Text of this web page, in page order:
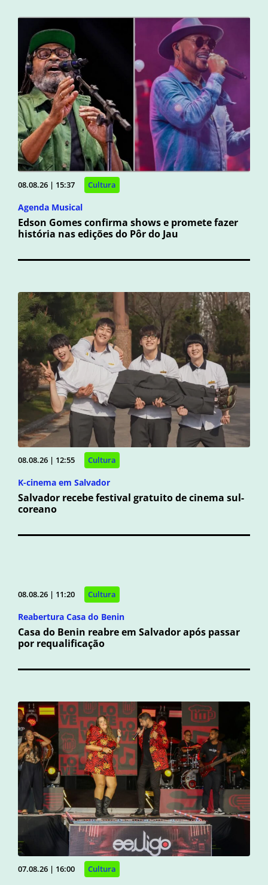
08.08.26 | 15:37 Cultura
Agenda Musical
Edson Gomes confirma shows e promete fazer
história nas edições do Pôr do Jau
08.08.26 | 12:55 Cultura
K-cinema em Salvador
Salvador recebe festival gratuito de cinema sul-
coreano
08.08.26 | 11:20 Cultura
Reabertura Casa do Benin
Casa do Benin reabre em Salvador após passar
por requalificação
07.08.26 | 16:00 Cultura